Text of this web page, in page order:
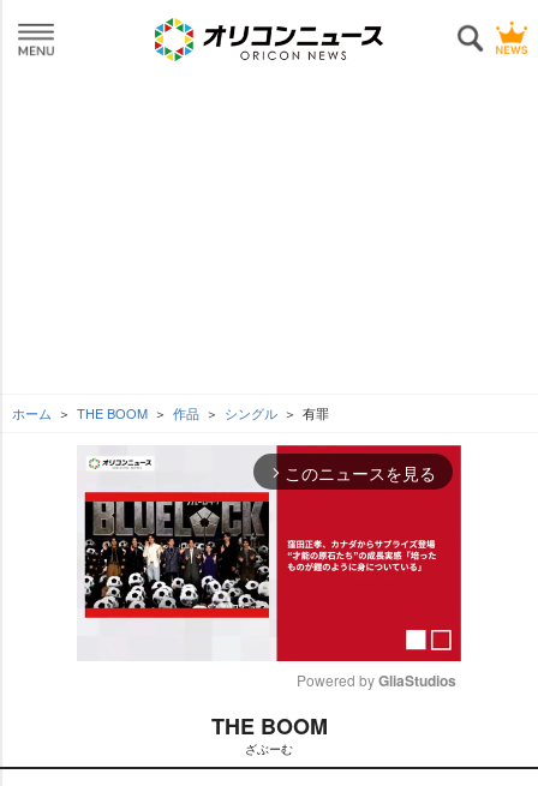
ホーム THE BOOM 作品 シングル 有罪
arrow_forward_ios このニュースを見る
t
Powered by GliaStudios
THE BOOM
ざぶーむ